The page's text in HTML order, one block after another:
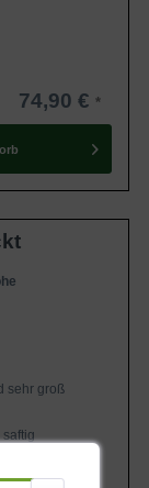
74,90 €
sehr groß